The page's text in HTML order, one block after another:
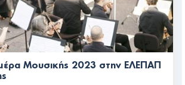
Μουσικής 2023 στην ΕΛΕΠΑΠ